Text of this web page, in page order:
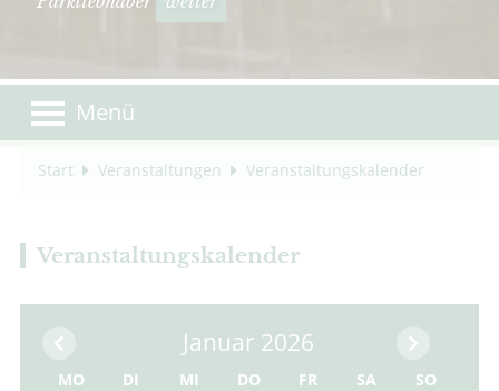
Menü
Start Veranstaltungen Veranstaltungskalender
Veranstaltungskalender
Januar 2026
MO DI MI DO FR SA SO